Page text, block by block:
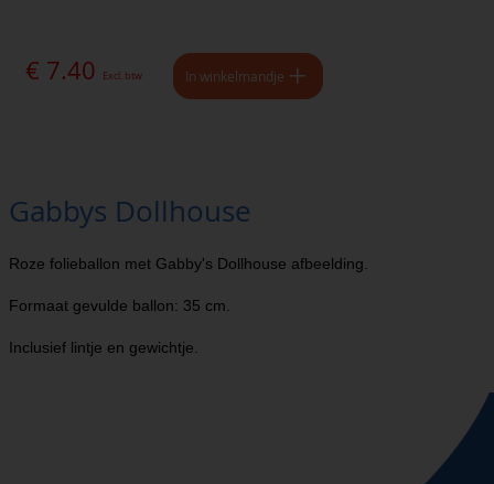
€ 7.40 Excl. btw In winkelmandje
Gabbys Dollhouse
Roze folieballon met Gabby's Dollhouse afbeelding.
Formaat gevulde ballon: 35 cm.
Inclusief lintje en gewichtje.